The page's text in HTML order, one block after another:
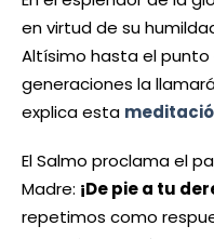
en virtud de su
Altísimo hasta el
generaciones la
explica esta
El Salmo proclama el
Madre: ¡De pie a tu
repetimos como